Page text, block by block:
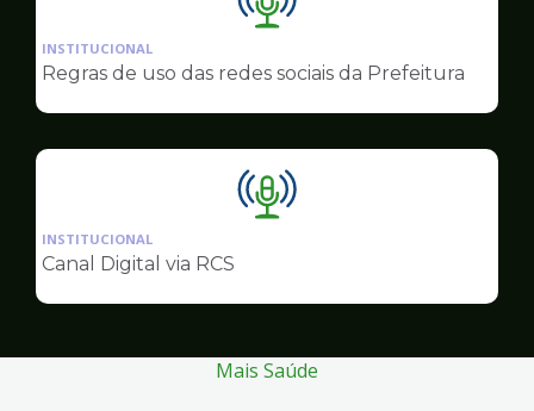
Ilustração
pagina
Comunicação
INSTITUCIONAL
Regras de uso das redes sociais da Prefeitura
Ilustração
Comunicação
INSTITUCIONAL
Canal Digital via RCS
Mais Saúde